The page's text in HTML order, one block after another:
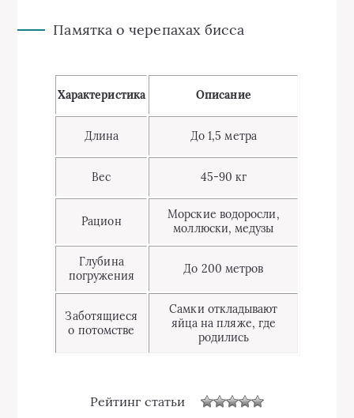
Памятка о черепахах бисса
Характеристика Описание
Длина До 1,5 метра
Вес 45-90 кг
Рацион
Морские водоросли,
моллюски, медузы
Глубина
погружения
До 200 метров
Заботящиеся
о потомстве
Самки откладывают
яйца на пляже, где
родились
Рейтинг статьи